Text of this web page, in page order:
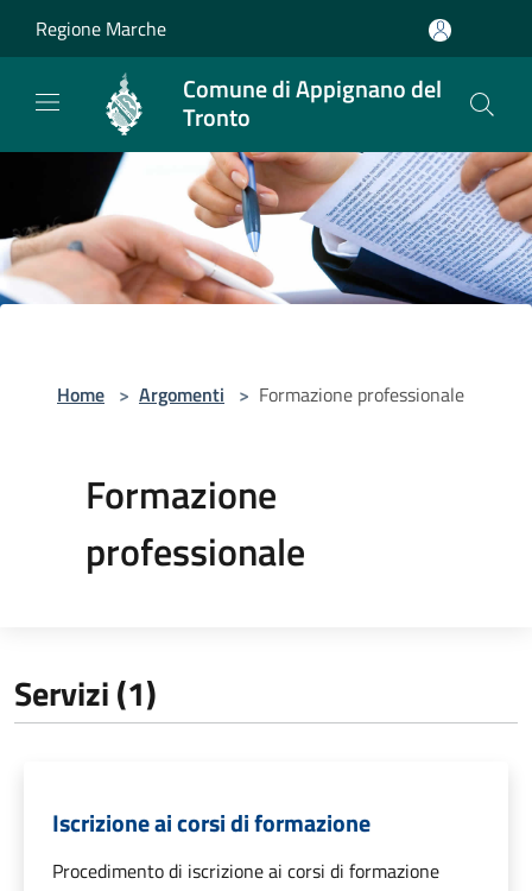
Regione Marche
Comune di Appignano del
Tronto
Home > Argomenti > Formazione professionale
Formazione
professionale
Servizi (1)
Iscrizione ai corsi di formazione
Procedimento di iscrizione ai corsi di formazione